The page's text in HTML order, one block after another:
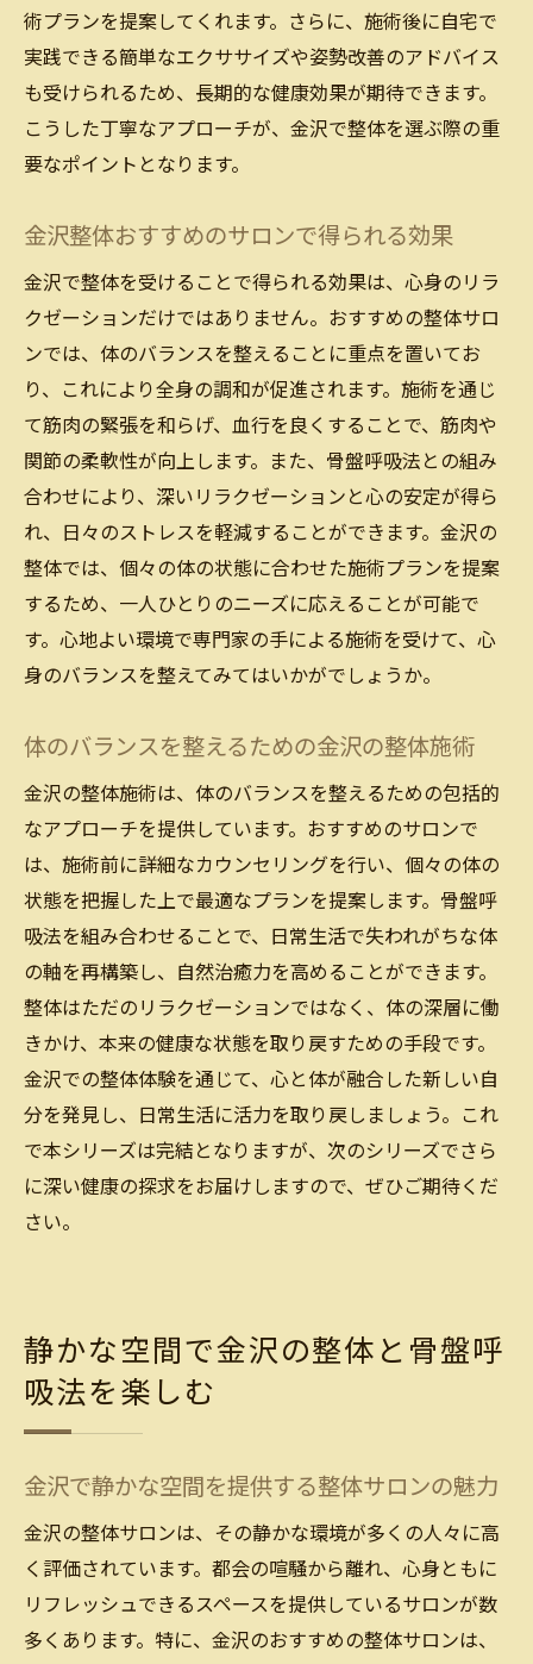
術プランを提案してくれます。さらに、施術後に自宅で
実践できる簡単なエクササイズや姿勢改善のアドバイス
も受けられるため、長期的な健康効果が期待できます。
こうした丁寧なアプローチが、金沢で整体を選ぶ際の重
要なポイントとなります。
金沢整体おすすめのサロンで得られる効果
金沢で整体を受けることで得られる効果は、心身のリラ
クゼーションだけではありません。おすすめの整体サロ
ンでは、体のバランスを整えることに重点を置いてお
り、これにより全身の調和が促進されます。施術を通じ
て筋肉の緊張を和らげ、血行を良くすることで、筋肉や
関節の柔軟性が向上します。また、骨盤呼吸法との組み
合わせにより、深いリラクゼーションと心の安定が得ら
れ、日々のストレスを軽減することができます。金沢の
整体では、個々の体の状態に合わせた施術プランを提案
するため、一人ひとりのニーズに応えることが可能で
す。心地よい環境で専門家の手による施術を受けて、心
身のバランスを整えてみてはいかがでしょうか。
体のバランスを整えるための金沢の整体施術
金沢の整体施術は、体のバランスを整えるための包括的
なアプローチを提供しています。おすすめのサロンで
は、施術前に詳細なカウンセリングを行い、個々の体の
状態を把握した上で最適なプランを提案します。骨盤呼
吸法を組み合わせることで、日常生活で失われがちな体
の軸を再構築し、自然治癒力を高めることができます。
整体はただのリラクゼーションではなく、体の深層に働
きかけ、本来の健康な状態を取り戻すための手段です。
金沢での整体体験を通じて、心と体が融合した新しい自
分を発見し、日常生活に活力を取り戻しましょう。これ
で本シリーズは完結となりますが、次のシリーズでさら
に深い健康の探求をお届けしますので、ぜひご期待くだ
さい。
静かな空間で金沢の整体と骨盤呼
吸法を楽しむ
金沢で静かな空間を提供する整体サロンの魅力
金沢の整体サロンは、その静かな環境が多くの人々に高
く評価されています。都会の喧騒から離れ、心身ともに
リフレッシュできるスペースを提供しているサロンが数
多くあります。特に、金沢のおすすめの整体サロンは、